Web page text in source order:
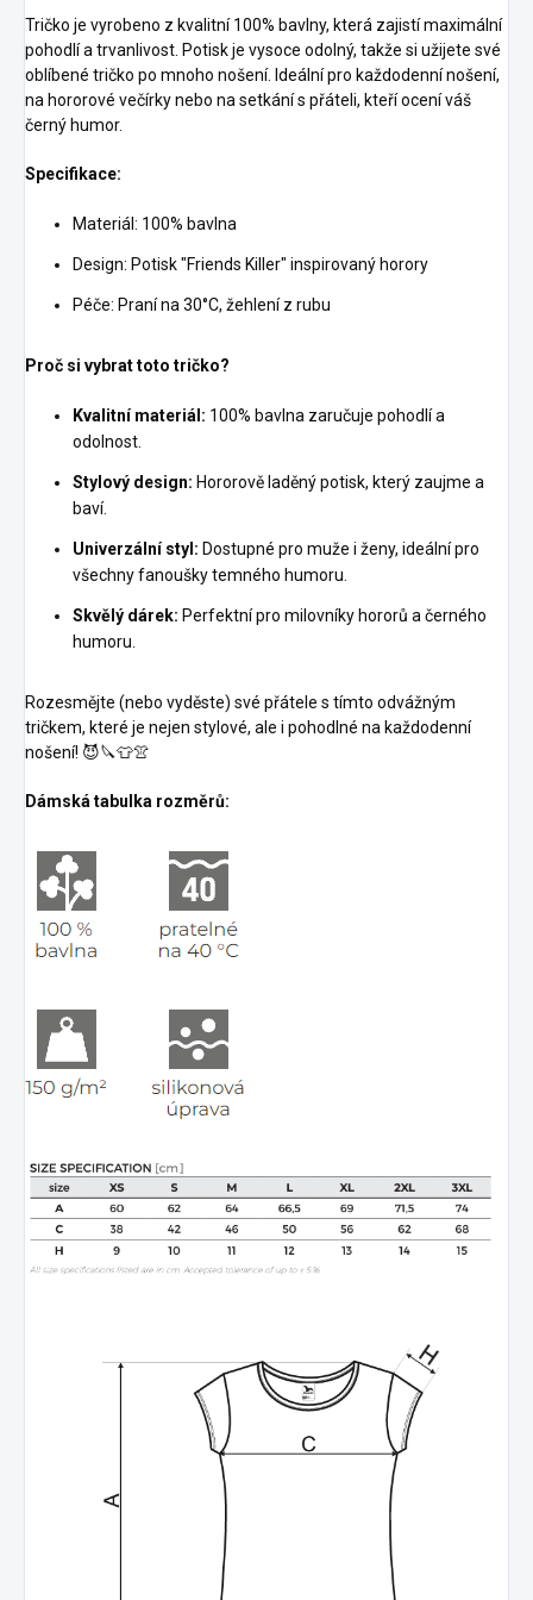
Tričko je vyrobeno z kvalitní 100% bavlny, která zajistí maximální
pohodlí a trvanlivost. Potisk je vysoce odolný, takže si užijete své
oblíbené tričko po mnoho nošení. Ideální pro každodenní nošení,
na hororové večírky nebo na setkání s přáteli, kteří ocení váš
černý humor.
Specifikace:
Materiál: 100% bavlna
Design: Potisk "Friends Killer" inspirovaný horory
Péče: Praní na 30°C, žehlení z rubu
Proč si vybrat toto tričko?
Kvalitní materiál: 100% bavlna zaručuje pohodlí a
odolnost.
Stylový design: Hororově laděný potisk, který zaujme a
baví.
Univerzální styl: Dostupné pro muže i ženy, ideální pro
všechny fanoušky temného humoru.
Skvělý dárek: Perfektní pro milovníky hororů a černého
humoru.
Rozesmějte (nebo vyděste) své přátele s tímto odvážným
tričkem, které je nejen stylové, ale i pohodlné na každodenní
nošení! 😈🔪👕👚
Dámská tabulka rozměrů: